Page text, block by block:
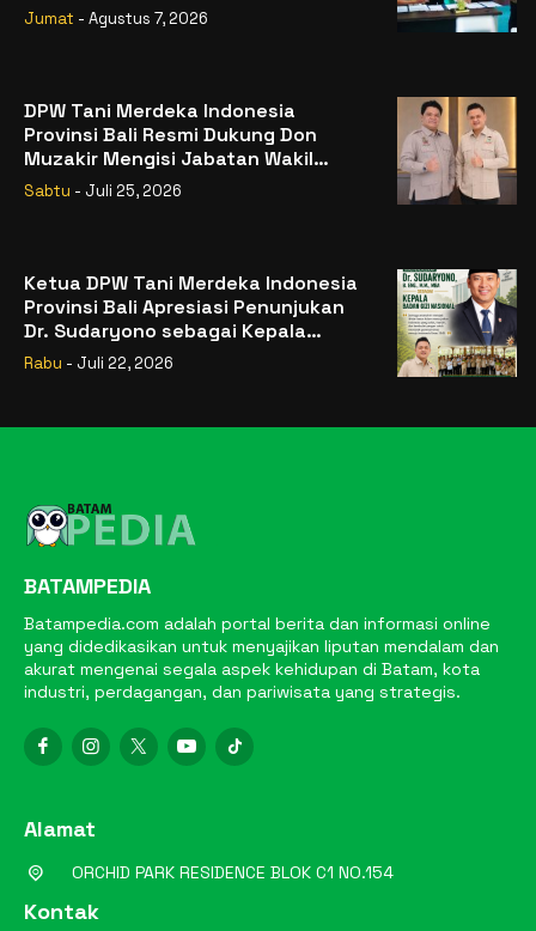
Jumat - Agustus 7, 2026
DPW Tani Merdeka Indonesia
Provinsi Bali Resmi Dukung Don
Muzakir Mengisi Jabatan Wakil
Menteri Pertanian RI
Sabtu - Juli 25, 2026
Ketua DPW Tani Merdeka Indonesia
Provinsi Bali Apresiasi Penunjukan
Dr. Sudaryono sebagai Kepala
Badan Gizi Nasional
Rabu - Juli 22, 2026
BATAMPEDIA
Batampedia.com adalah portal berita dan informasi online
yang didedikasikan untuk menyajikan liputan mendalam dan
akurat mengenai segala aspek kehidupan di Batam, kota
industri, perdagangan, dan pariwisata yang strategis.
Alamat
ORCHID PARK RESIDENCE BLOK C1 NO.154
Kontak